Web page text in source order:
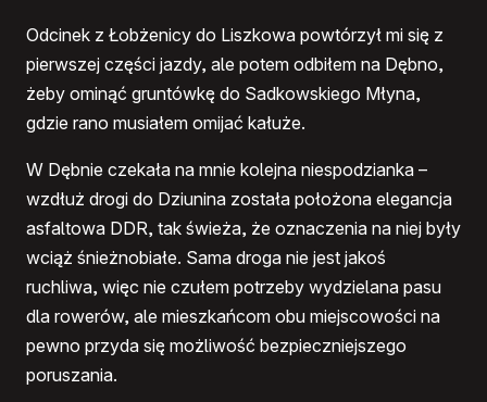
Odcinek z Łobżenicy do Liszkowa powtórzył mi się z
pierwszej części jazdy, ale potem odbiłem na Dębno,
żeby ominąć gruntówkę do Sadkowskiego Młyna,
gdzie rano musiałem omijać kałuże.
W Dębnie czekała na mnie kolejna niespodzianka –
wzdłuż drogi do Dziunina została położona elegancja
asfaltowa DDR, tak świeża, że oznaczenia na niej były
wciąż śnieżnobiałe. Sama droga nie jest jakoś
ruchliwa, więc nie czułem potrzeby wydzielana pasu
dla rowerów, ale mieszkańcom obu miejscowości na
pewno przyda się możliwość bezpieczniejszego
poruszania.